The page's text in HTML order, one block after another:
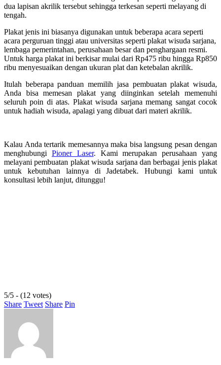
dua lapisan akrilik tersebut sehingga terkesan seperti melayang di
tengah.
Plakat jenis ini biasanya digunakan untuk beberapa acara seperti
acara perguruan tinggi atau universitas seperti plakat wisuda sarjana,
lembaga pemerintahan, perusahaan besar dan penghargaan resmi.
Untuk harga plakat ini berkisar mulai dari Rp475 ribu hingga Rp850
ribu menyesuaikan dengan ukuran plat dan ketebalan akrilik.
Itulah beberapa panduan memilih jasa pembuatan plakat wisuda,
Anda bisa memesan plakat yang diinginkan setelah memenuhi
seluruh poin di atas. Plakat wisuda sarjana memang sangat cocok
untuk hadiah wisuda, apalagi yang dibuat dari materi akrilik.
Kalau Anda tertarik memesannya maka bisa langsung pesan dengan
menghubungi Pioner Laser. Kami merupakan perusahaan yang
melayani pembuatan plakat wisuda sarjana dan berbagai jenis plakat
untuk kebutuhan lainnya di Jadetabek. Hubungi kami untuk
konsultasi lebih lanjut, ditunggu!
5/5 - (12 votes)
Share Tweet Share Pin